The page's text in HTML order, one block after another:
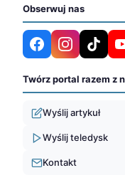
Obserwuj nas
Twórz portal razem z
Wyślij artykuł
Wyślij teledysk
Kontakt